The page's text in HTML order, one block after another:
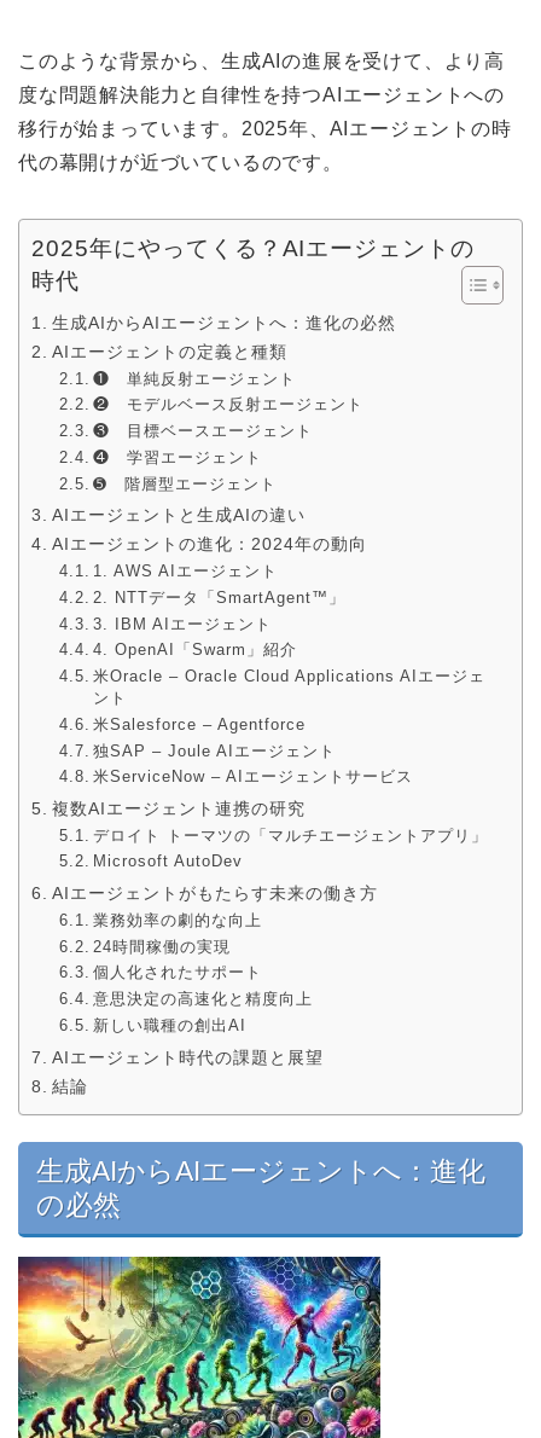
このような背景から、生成AIの進展を受けて、より高
度な問題解決能力と自律性を持つAIエージェントへの
移行が始まっています。2025年、AIエージェントの時
代の幕開けが近づいているのです。
2025年にやってくる？AIエージェントの
時代
生成AIからAIエージェントへ：進化の必然
AIエージェントの定義と種類
❶ 単純反射エージェント
❷ モデルベース反射エージェント
❸ 目標ベースエージェント
❹ 学習エージェント
➎ 階層型エージェント
AIエージェントと生成AIの違い
AIエージェントの進化：2024年の動向
1. AWS AIエージェント
2. NTTデータ「SmartAgent™」
3. IBM AIエージェント
4. OpenAI「Swarm」紹介
米Oracle – Oracle Cloud Applications AIエージェ
ント
米Salesforce – Agentforce
独SAP – Joule AIエージェント
米ServiceNow – AIエージェントサービス
複数AIエージェント連携の研究
デロイト トーマツの「マルチエージェントアプリ」
Microsoft AutoDev
AIエージェントがもたらす未来の働き方
業務効率の劇的な向上
24時間稼働の実現
個人化されたサポート
意思決定の高速化と精度向上
新しい職種の創出AI
AIエージェント時代の課題と展望
結論
生成AIからAIエージェントへ：進化
の必然